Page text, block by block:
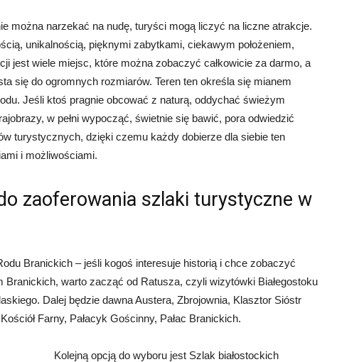
można narzekać na nudę, turyści mogą liczyć na liczne atrakcje.
unikalnością, pięknymi zabytkami, ciekawym położeniem,
jest wiele miejsc, które można zobaczyć całkowicie za darmo, a
się do ogromnych rozmiarów. Teren ten określa się mianem
Jeśli ktoś pragnie obcować z naturą, oddychać świeżym
w pełni wypocząć, świetnie się bawić, pora odwiedzić
turystycznych, dzięki czemu każdy dobierze dla siebie ten
i możliwościami.
zaoferowania szlaki turystyczne w
Branickich – jeśli kogoś interesuje historią i chce zobaczyć
warto zacząć od Ratusza, czyli wizytówki Białegostoku
Dalej będzie dawna Austera, Zbrojownia, Klasztor Sióstr
Farny, Pałacyk Gościnny, Pałac Branickich.
Kolejną opcją do wyboru jest Szlak białostockich